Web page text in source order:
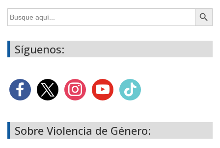
Buscar: Botón de
Síguenos:
Sobre Violencia de Género: